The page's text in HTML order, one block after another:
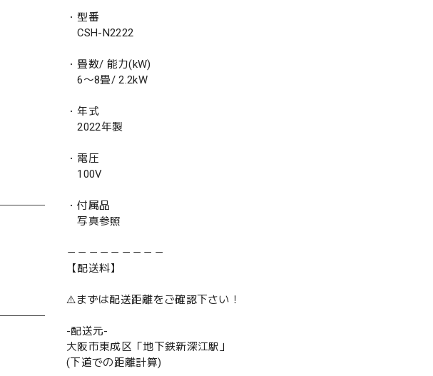
・型番
CSH-N2222
・畳数/ 能力(kW)
6〜8畳/ 2.2kW
・年式
2022年製
・電圧
100V
・付属品
写真参照
－－－－－－－－－
【配送料】
⚠️まずは配送距離をご確認下さい！
-配送元-
大阪市東成区「地下鉄新深江駅」
(下道での距離計算)